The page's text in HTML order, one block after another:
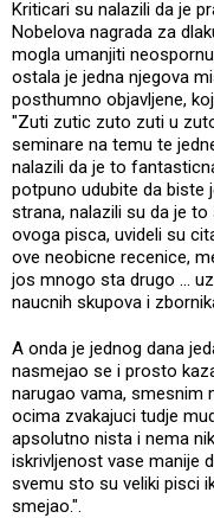
Kriticari su nalazili da je
Nobelova nagrada za
mogla umanjiti
ostala je jedna njegova
posthumno objavljene,
"Zuti zutic zuto zuti u
seminare na temu te
nalazili da je to
potpuno udubite da biste
strana, nalazili su da je
ovoga pisca, uvideli su
ove neobicne recenice,
jos mnogo sta drugo ...
naucnih skupova i
A onda je jednog dana
nasmejao se i prosto
narugao vama, smesnim
ocima zvakajuci tudje
apsolutno nista i nema
iskrivljenost vase manije
svemu sto su veliki pisci
smejao.".